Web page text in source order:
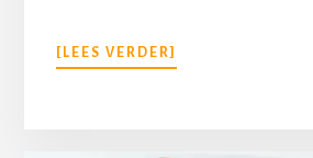
[LEES VERDER]